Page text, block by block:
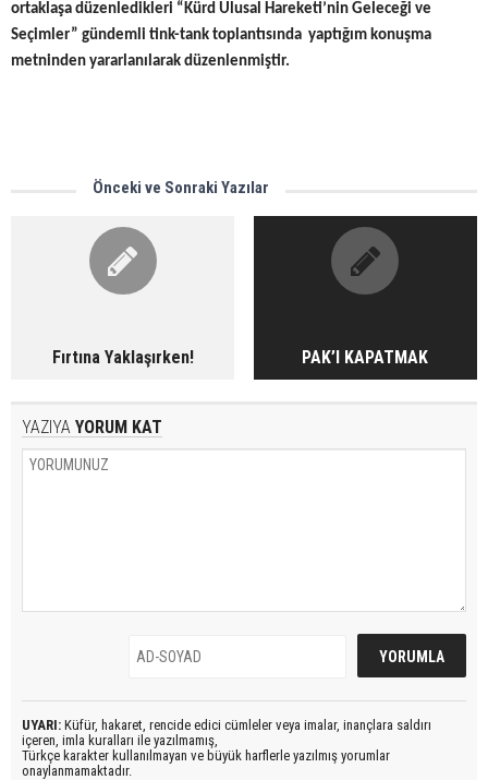
ortaklaşa düzenledikleri “Kürd Ulusal Hareketi’nin Geleceği ve
Seçimler” gündemli tink-tank toplantısında yaptığım konuşma
metninden yararlanılarak düzenlenmiştir.
Önceki ve Sonraki Yazılar
Fırtına Yaklaşırken! PAK’I KAPATMAK
YAZIYA YORUM KAT
UYARI: Küfür, hakaret, rencide edici cümleler veya imalar, inançlara saldırı
içeren, imla kuralları ile yazılmamış,
Türkçe karakter kullanılmayan ve büyük harflerle yazılmış yorumlar
onaylanmamaktadır.